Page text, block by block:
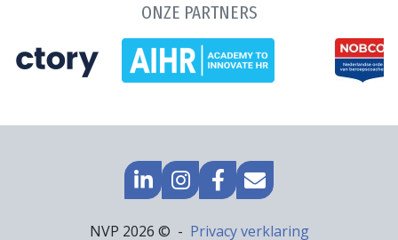
ONZE PARTNERS
GA
NAAR
LINKEDIN
GO
TO
INSTAGRAM
GA
NAAR
FACEBOOK
MAIL
NAAR
ONS
NVP 2026 © Footer
Privacy verklaring